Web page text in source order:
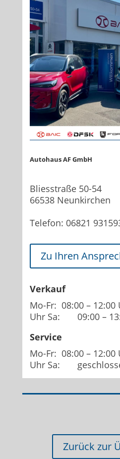
Autohaus AF GmbH
Bliesstraße 50-54
66538 Neunkirchen
Telefon: 06821
Zu Ihren
Verkauf
Mo-Fr: 08:00 – 12:00
Uhr Sa: 09:00 –
Service
Mo-Fr: 08:00 – 12:00
Uhr Sa:
Zurück zur